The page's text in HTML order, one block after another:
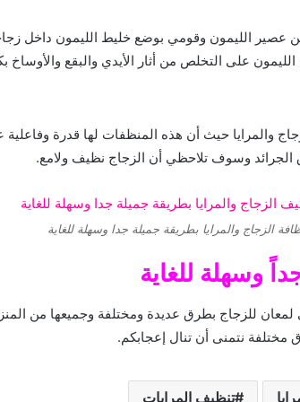
الليمون وقومي بوضع خليط الليمون داخل
على التخلص من أثار الأيدي والبقع والأوساخ
حيث أن هذه المنظفات لها قدرة وفاعلية
وسوف تلاحظي أن الزجاج نظيف ولامع.
الزجاج والمرايا بطريقة جميلة جدا وسهلة للغاية
وسهلة للغاية
لمعان للزجاج بطرق عديدة ومختلفة وجميعها من
مختلفة نتمنى أن تنال إعجابكم.
تنظيف المرايات